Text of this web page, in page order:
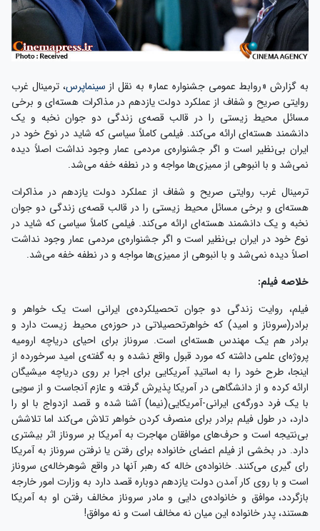
به گزارش «روابط عمومی جشنواره عمار» به نقل از سینماپرس، ترمینال غرب
روایتی صریح و شفاف از عملکرد دولت یازدهم در مذاکرات هسته‌ای و برخی
مسائل محیط زیستی را در قالب قصه‌ی زندگی دو جوان نخبه و یک
دانشمند هسته‌ای ارائه می‌کند. فیلمی کاملاً سیاسی که شاید در نوع خود در
ایران بی‌نظیر است و اگر جشنواره‌ی مردمی عمار وجود نداشت اصلاً دیده
نمی‌شد و با انبوهی از ممیزی‌ها مواجه و در نطفه خفه می‌شد.
ترمینال غرب روایتی صریح و شفاف از عملکرد دولت یازدهم در مذاکرات
هسته‌ای و برخی مسائل محیط زیستی را در قالب قصه‌ی زندگی دو جوان
نخبه و یک دانشمند هسته‌ای ارائه می‌کند. فیلمی کاملاً سیاسی که شاید در
نوع خود در ایران بی‌نظیر است و اگر جشنواره‌ی مردمی عمار وجود نداشت
اصلاً دیده نمی‌شد و با انبوهی از ممیزی‌ها مواجه و در نطفه خفه می‌شد.
خلاصه‌ فیلم:
فیلم، روایت زندگی دو جوان تحصیلکرده‌ی ایرانی است یک خواهر و
برادر(سروناز و امید) که خواهرتحصیلاتی در حوزه‌ی محیط زیست دارد و
برادر هم یک مهندس هسته‌ای است. سروناز برای احیای دریاچه ارومیه
پروژه‌ای علمی داشته که مورد قبول واقع نشده و به گفته‌ی امید سرخورده از
اینجا، طرح خود را به اساتیدِ آمریکایی برای اجرا بر روی دریاچه میشیگان
ارائه کرده و از دانشگاهی در آمریکا پذیرش گرفته و عازم آنجاست و از سویی
با یک فرد دورگه‌ی ایرانی-آمریکایی(نیما) آشنا شده و قصد ازدواج با او را
دارد، در طول فیلم برادر برای منصرف کردن خواهر تلاش می‌کند اما تلاشش
بی‌نتیجه است و حرف‌های موافقان مهاجرت به آمریکا بر سروناز اثر بیشتری
دارد. در بخشی از فیلم اعضای خانواده برای رفتن یا نرفتن سروناز به آمریکا
رای گیری می‌کنند. خانواده‌ی خاله که رهبر آنها در واقع شوهرخاله‌ی سروناز
است و با روی کار آمدن دولت یازدهم دوباره قصد دارد به وزارت امور خارجه
بازگردد، موافق و خانواده‌ی دایی و مادر سروناز مخالف رفتن او به آمریکا
هستند، پدر خانواده این میان نه مخالف است و نه موافق!